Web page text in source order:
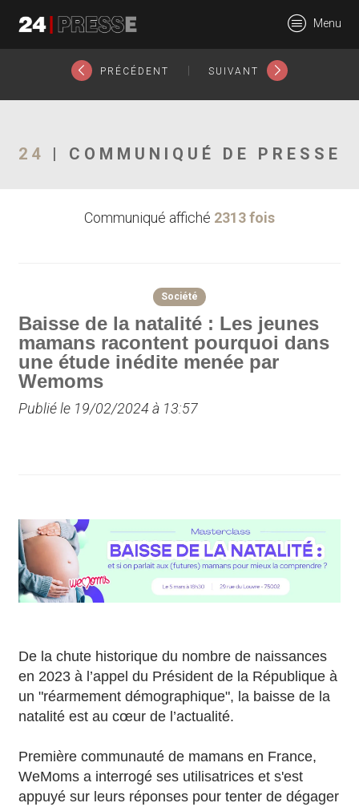
24Presse -
Communiqués de
Menu
PRÉCÉDENT SUIVANT
24 | COMMUNIQUÉ DE PRESSE
Communiqué affiché 2313 fois
Société
Baisse de la natalité : Les jeunes
mamans racontent pourquoi dans
une étude inédite menée par
Wemoms
Publié le 19/02/2024 à 13:57
De la chute historique du nombre de naissances
en 2023 à l’appel du Président de la République à
un "réarmement démographique", la baisse de la
natalité est au cœur de l’actualité.
Première communauté de mamans en France,
WeMoms a interrogé ses utilisatrices et s'est
appuyé sur leurs réponses pour tenter de dégager